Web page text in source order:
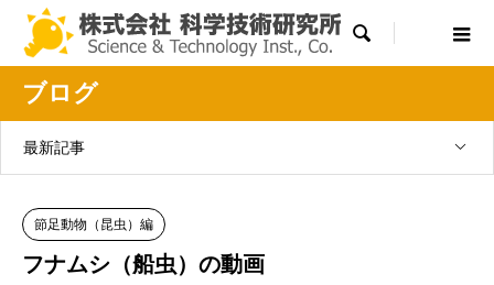

ブログ
最新記事
節足動物（昆虫）編
フナムシ（船虫）の動画